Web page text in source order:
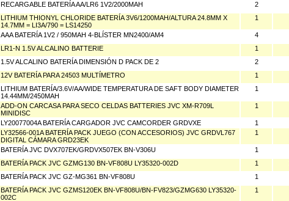
RECARGABLE BATERÍA AA/LR6 1V2/2000MAH 2
LITHIUM THIONYL CHLORIDE BATERÍA 3V6/1200MAH/ALTURA 24.8MM X
14.7MM = LI3A/790 = LS14250
1
AAA BATERÍA 1V2 / 950MAH 4-BLÍSTER MN2400/AM4 4
LR1-N 1.5V ALCALINO BATTERIE 1
1.5V ALCALINO BATERÍA DIMENSIÓN D PACK DE 2 2
12V BATERÍA PARA 24503 MULTÍMETRO 1
LITHIUM BATERÍA/3.6V/AA/WIDE TEMPERATURA DE SAFT BODY DIAMETER
14.44MM/2450MAH
1
ADD-ON CARCASA PARA SECO CELDAS BATTERIES JVC XM-R709L
MINIDISC
1
LY20077004A BATERÍA CARGADOR JVC CAMCORDER GRDVXE 1
LY32566-001A BATERÍA PACK JUEGO (CON ACCESORIOS) JVC GRDVL767
DIGITAL CÁMARA GRD23EK
1
BATERÍA JVC DVX707EK/GRDVX507EK BN-V306U 1
BATERÍA PACK JVC GZMG130 BN-VF808U LY35320-002D 1
BATERÍA PACK JVC GZ-MG361 BN-VF808U 1
BATERÍA PACK JVC GZMS120EK BN-VF808U/BN-FV823/GZMG630 LY35320-
002C
1